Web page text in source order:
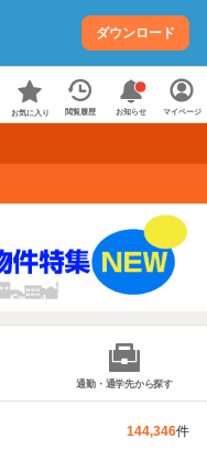
ダウンロード
お気に入り 閲覧履歴 お知らせ マイページ
通勤・通学先から探す
144,346件